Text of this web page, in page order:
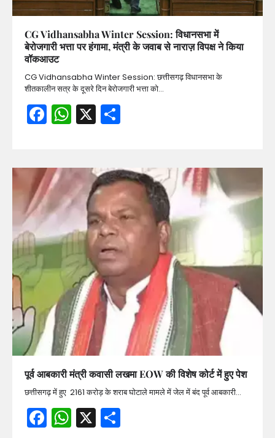
CG Vidhansabha Winter Session: विधानसभा में
बेरोजगारी भत्ता पर हंगामा, मंत्री के जवाब से नाराज़ विपक्ष ने किया
वॉकआउट
CG Vidhansabha Winter Session: छत्तीसगढ़ विधानसभा के
शीतकालीन सत्र के दूसरे दिन बेरोजगारी भत्ता को…
Facebook
WhatsApp
X
पूर्व आबकारी मंत्री कवासी लखमा EOW की विशेष कोर्ट में हुए पेश
छत्तीसगढ़ में हुए 2161 करोड़ के शराब घोटाले मामले में जेल में बंद पूर्व आबकारी…
Facebook
WhatsApp
X